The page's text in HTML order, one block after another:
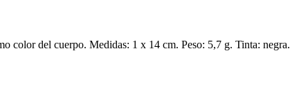
color del cuerpo. Medidas: 1 x 14 cm. Peso: 5,7 g. Tinta: negra.